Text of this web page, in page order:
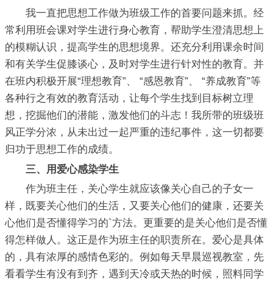
我一直把思想工作做为班级工作的首要问题来抓。经
常利用班会课对学生进行身心教育，帮助学生澄清思想上
的模糊认识，提高学生的思想境界。还充分利用课余时间
和有关学生促膝谈心，及时对学生进行针对性的教育。并
在班内积极开展“理想教育”、 “感恩教育”、 “养成教育”等
各种行之有效的教育活动，让每个学生找到目标树立理
想，挖掘他们的潜能，激发他们的斗志！我所带的班级班
风正学分浓，从未出过一起严重的违纪事件，这一切都要
归功于思想工作的成绩。
三、用爱心感染学生
作为班主任，关心学生就应该像关心自己的子女一
样，既要关心他们的生活，又要关心他们的健康，还要关
心他们是否懂得学习的`方法。更重要的是关心他们是否懂
得怎样做人。这正是作为班主任的职责所在。爱心是具体
的，具有浓厚的感情色彩的。例如每天早晨巡视教室，先
看看学生有没有到齐，遇到天冷或天热的时候，照料同学